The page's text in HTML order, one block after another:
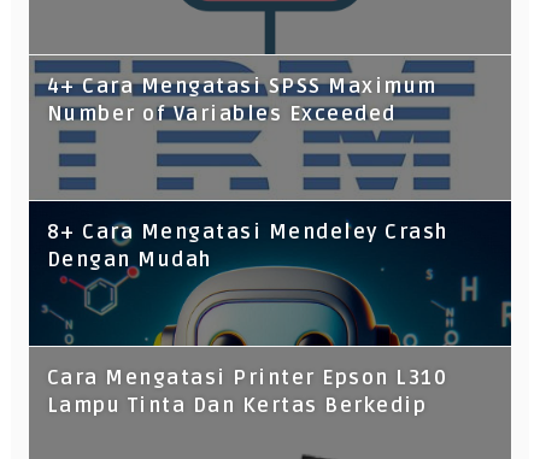
4+ Cara Mengatasi SPSS Maximum
Number of Variables Exceeded
8+ Cara Mengatasi Mendeley Crash
Dengan Mudah
Cara Mengatasi Printer Epson L310
Lampu Tinta Dan Kertas Berkedip